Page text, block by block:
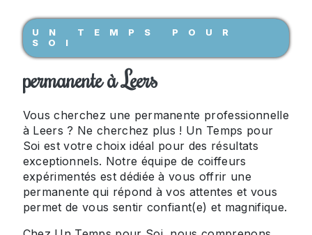
UN TEMPS POUR
SOI
permanente à Leers
Vous cherchez une permanente professionnelle
à Leers ? Ne cherchez plus ! Un Temps pour
Soi est votre choix idéal pour des résultats
exceptionnels. Notre équipe de coiffeurs
expérimentés est dédiée à vous offrir une
permanente qui répond à vos attentes et vous
permet de vous sentir confiant(e) et magnifique.